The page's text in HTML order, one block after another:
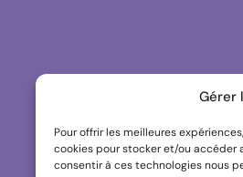
Gérer
Pour offrir les meilleures
cookies pour stocker et/ou accéder
consentir à ces technologies nous